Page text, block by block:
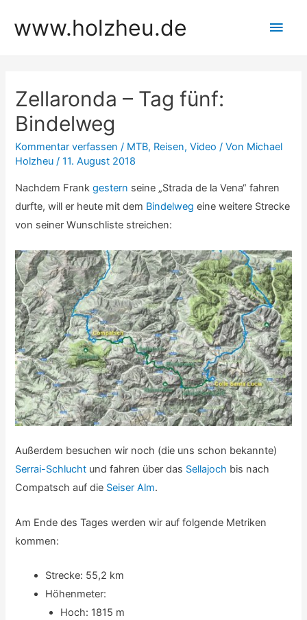
Inhaltwww.holzheu.de
Zellaronda – Tag fünf:
Bindelweg
Kommentar verfassen / MTB, Reisen,Video / Von Michael
Holzheu /11. August 2018
Nachdem Frankgestern seine „Strada de la Vena“ fahren
durfte, will er heute mit dem Bindelweg eine weitere Strecke
von seiner Wunschliste streichen:
Außerdem besuchen wir noch (die uns schon bekannte)
Serrai-Schlucht und fahren über das Sellajoch bis nach
Compatsch auf die Seiser Alm.
Am Ende des Tages werden wir auf folgende Metriken
kommen:
Strecke: 55,2 km
Höhenmeter:
Hoch: 1815 m